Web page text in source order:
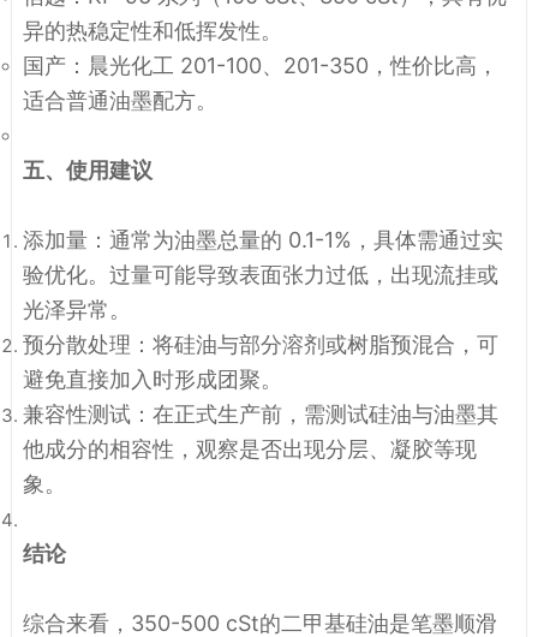
异的热稳定性和低挥发性。
国产：晨光化工 201-100、201-350，性价比高，
适合普通油墨配方。
五、使用建议
添加量：通常为油墨总量的 0.1-1%，具体需通过实
验优化。过量可能导致表面张力过低，出现流挂或
光泽异常。
预分散处理 ：将硅油与部分溶剂或树脂预混合，可
避免直接加入时形成团聚。
兼容性测试 ：在正式生产前，需测试硅油与油墨其
他成分的相容性，观察是否出现分层、凝胶等现
象。
结论
综合来看， 350-500 cSt的二甲基硅油是笔墨顺滑